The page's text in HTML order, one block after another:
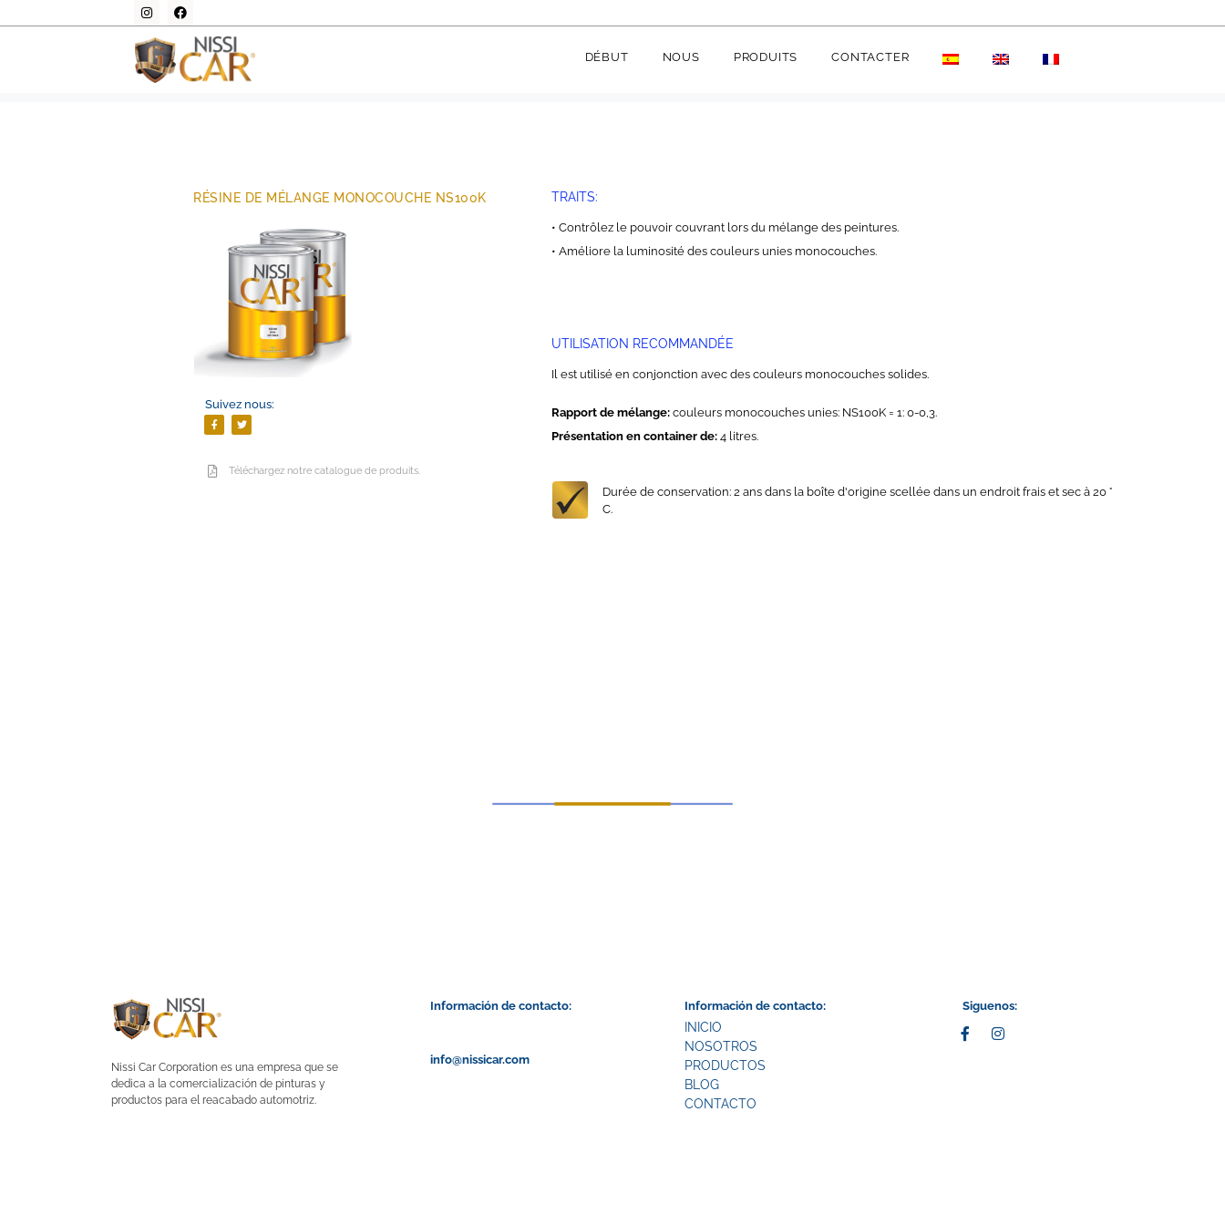
DÉBUT NOUS PRODUITS CONTACTER
Resina de mezcla monocapa NS100K
Home Resina de mezcla monocapa NS100K
RÉSINE DE MÉLANGE MONOCOUCHE NS100K
Suivez nous:
Téléchargez notre catalogue de produits.
TRAITS:
• Contrôlez le pouvoir couvrant lors du mélange des peintures.
• Améliore la luminosité des couleurs unies monocouches.
UTILISATION RECOMMANDÉE
Il est utilisé en conjonction avec des couleurs monocouches solides.
Rapport de mélange:couleurs monocouches unies: NS100K = 1: 0-0,3.
Présentation en container de: 4 litres.
Durée de conservation: 2 ans dans la boîte d'origine scellée dans un endroit frais et sec à 20 °
C.
Nissi Car Corporation es una empresa que se
dedica a la comercialización de pinturas y
productos para el reacabado automotriz.
Información de contacto:
info@nissicar.com
Información de contacto:
INICIO
NOSOTROS
PRODUCTOS
BLOG
CONTACTO
Siguenos: